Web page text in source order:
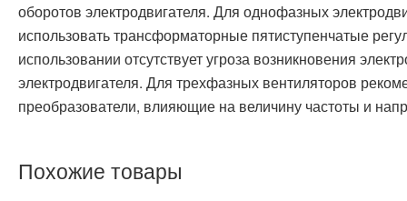
оборотов электродвигателя. Для однофазных
использовать трансформаторные пятиступенчатые
использовании отсутствует угроза возникновения
электродвигателя. Для трехфазных вентиляторов
преобразователи, влияющие на величину частоты и
Похожие товары